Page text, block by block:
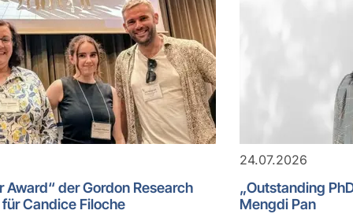
Award“ der Gordon Research
Candice Filoche
24.07.2026
„Outstanding
Mengdi Pan